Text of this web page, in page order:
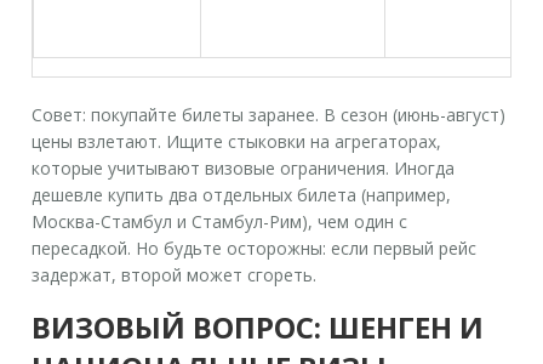
Совет: покупайте билеты заранее. В сезон (июнь-август)
цены взлетают. Ищите стыковки на агрегаторах,
которые учитывают визовые ограничения. Иногда
дешевле купить два отдельных билета (например,
Москва-Стамбул и Стамбул-Рим), чем один с
пересадкой. Но будьте осторожны: если первый рейс
задержат, второй может сгореть.
ВИЗОВЫЙ ВОПРОС: ШЕНГЕН И